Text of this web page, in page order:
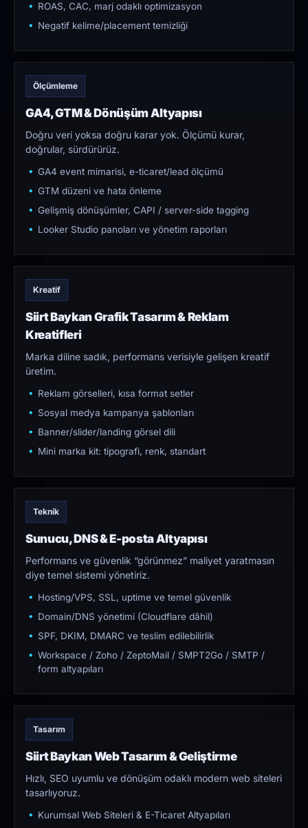
ROAS, CAC, marj odaklı optimizasyon
Negatif kelime/placement temizliği
Ölçümleme
GA4, GTM & Dönüşüm Altyapısı
Doğru veri yoksa doğru karar yok. Ölçümü kurar,
doğrular, sürdürürüz.
GA4 event mimarisi, e-ticaret/lead ölçümü
GTM düzeni ve hata önleme
Gelişmiş dönüşümler, CAPI / server-side tagging
Looker Studio panoları ve yönetim raporları
Kreatif
Siirt Baykan Grafik Tasarım & Reklam
Kreatifleri
Marka diline sadık, performans verisiyle gelişen kreatif
üretim.
Reklam görselleri, kısa format setler
Sosyal medya kampanya şablonları
Banner/slider/landing görsel dili
Mini marka kit: tipografi, renk, standart
Teknik
Sunucu, DNS & E-posta Altyapısı
Performans ve güvenlik “görünmez” maliyet yaratmasın
diye temel sistemi yönetiriz.
Hosting/VPS, SSL, uptime ve temel güvenlik
Domain/DNS yönetimi (Cloudflare dâhil)
SPF, DKIM, DMARC ve teslim edilebilirlik
Workspace / Zoho / ZeptoMail / SMPT2Go / SMTP /
form altyapıları
Tasarım
Siirt Baykan Web Tasarım & Geliştirme
Hızlı, SEO uyumlu ve dönüşüm odaklı modern web siteleri
tasarlıyoruz.
Kurumsal Web Siteleri & E-Ticaret Altyapıları